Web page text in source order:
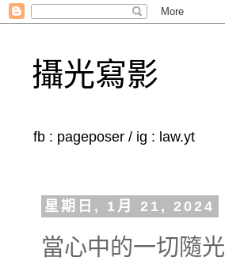
攝光寫影
fb : pageposer / ig : law.yt
星期日, 1月 21, 2024
當心中的一切隨光